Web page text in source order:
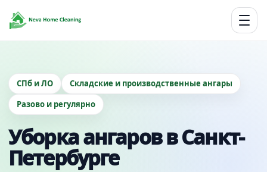
СПб и ЛО
Складские и производственные ангары
Разово и регулярно
Уборка ангаров в Санкт-
Петербурге